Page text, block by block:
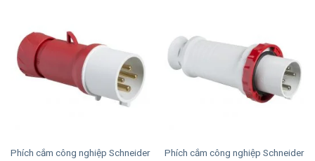
Phích cắm công nghiệp Schneider
Phích cắm công nghiệp Schneider